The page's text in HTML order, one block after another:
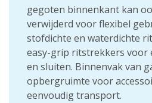
gegoten binnenkant kan
verwijderd voor flexibel
stofdichte en waterdichte
easy-grip ritstrekkers voor
en sluiten. Binnenvak van
opbergruimte voor
eenvoudig transport.